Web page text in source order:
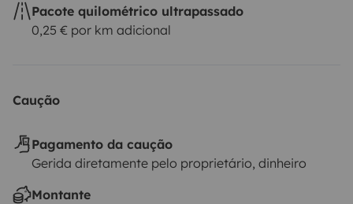
Pacote quilométrico ultrapassado
0,25 € por km adicional
Caução
Pagamento da caução
Gerida diretamente pelo proprietário, dinheiro
Montante